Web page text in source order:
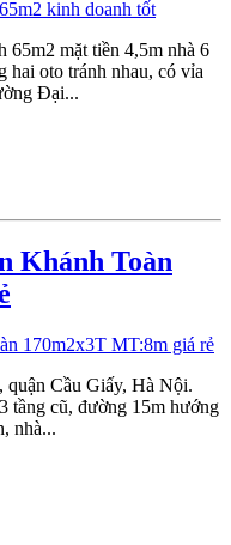
mặt tiền 4,5m nhà 6
hai oto tránh nhau, có vỉa
Đại...
Khánh Toàn
quận Cầu Giấy, Hà Nội.
tầng cũ, đường 15m hướng
nhà...